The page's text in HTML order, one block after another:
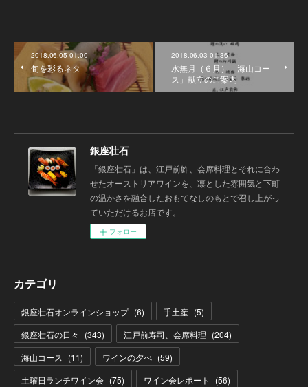
2018.06.05 01:00
旬を彩るネタ
2018.06.03 01:36
水無月（６月）「海山コー
ス」献立のご案内
銀座壮石
「銀座壮石」は、江戸前鮓、会席料理とそれに合わ
せたオーストリアワインを、凛とした雰囲気と下町
の温かさを融合したおもてなしのもとで召し上がっ
ていただけるお店です。
フォロー
カテゴリ
銀座壮石オンラインショップ (6) 手土産 (5)
銀座壮石の日々
(343) 江戸前寿司、会席料理 (204)
海山コース
(11) ワインの夕べ (59)
土曜日ランチワイン会 (75) ワイン会レポート (56)